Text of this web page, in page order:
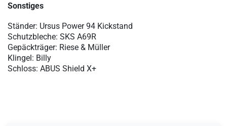
Sonstiges
Ständer: Ursus Power 94 Kickstand
Schutzbleche: SKS A69R
Gepäckträger: Riese & Müller
Klingel: Billy
Schloss: ABUS Shield X+